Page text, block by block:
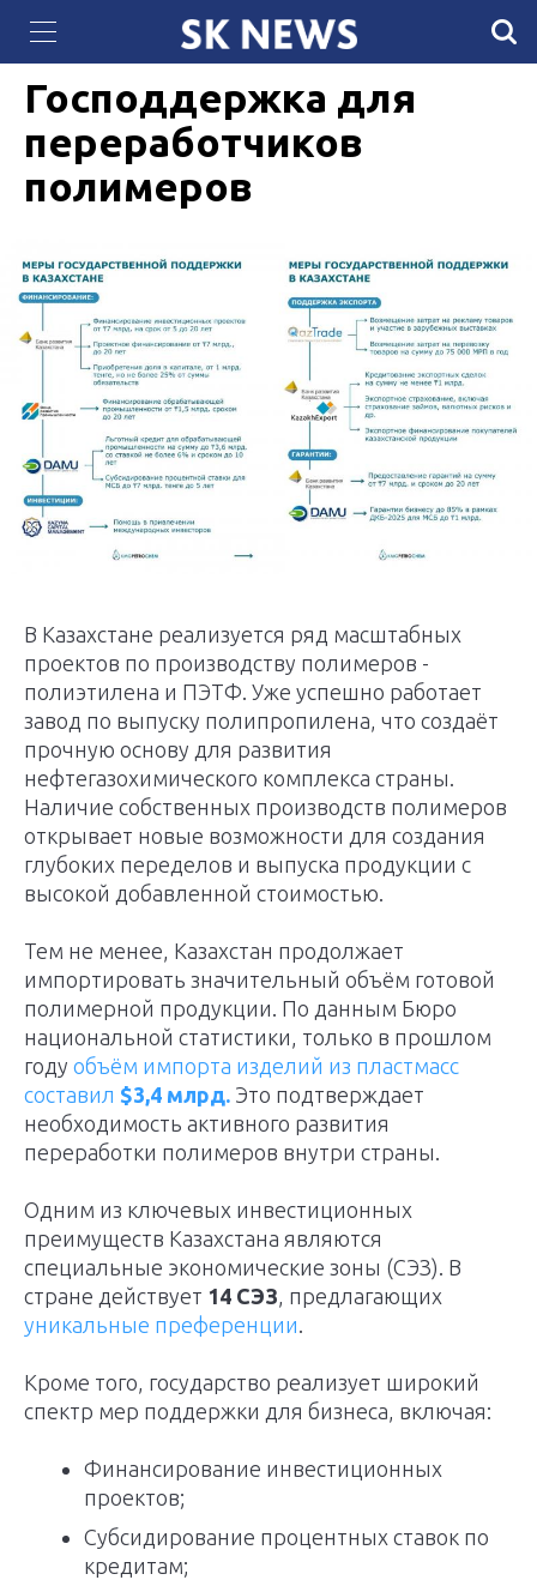
Правительство Казахстана утвердило План
развития гидроэнергетической отрасли
02 ИЮНЯ 2025, 16:59 765
Господдержка для
переработчиков
полимеров
В Казахстане реализуется ряд масштабных
проектов по производству полимеров -
полиэтилена и ПЭТФ. Уже успешно работает
завод по выпуску полипропилена, что создаёт
прочную основу для развития
нефтегазохимического комплекса страны.
Наличие собственных производств полимеров
открывает новые возможности для создания
глубоких переделов и выпуска продукции с
высокой добавленной стоимостью.
Тем не менее, Казахстан продолжает
импортировать значительный объём готовой
полимерной продукции. По данным Бюро
национальной статистики, только в прошлом
году объём импорта изделий из пластмасс
составил $3,4 млрд. Это подтверждает
необходимость активного развития
переработки полимеров внутри страны.
Одним из ключевых инвестиционных
преимуществ Казахстана являются
специальные экономические зоны (СЭЗ). В
стране действует 14 СЭЗ, предлагающих
уникальные преференции.
Кроме того, государство реализует широкий
спектр мер поддержки для бизнеса, включая:
Финансирование инвестиционных
проектов;
Субсидирование процентных ставок по
кредитам;